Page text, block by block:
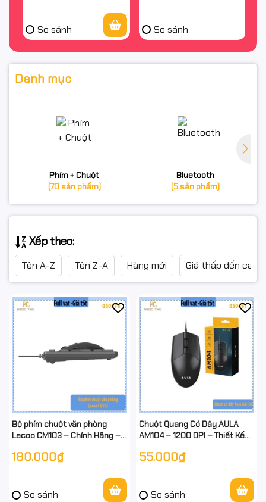
So sánh So sánh
Danh mục
Phím + Chuột
(70 sản phẩm)
Bluetooth
(5 sản phẩm)
Xếp theo:
Tên A-Z Tên Z-A Hàng mới Giá thấp đến cao
Bộ phím chuột văn phòng
Lecoo CM103 – Chính Hãng –
Cắm Là Dùng – Có dây - Full
180.000₫
So sánh
Chuột Quang Có Dây AULA
AM104 – 1200 DPI – Thiết Kế
Full VAT
55.000₫
So sánh